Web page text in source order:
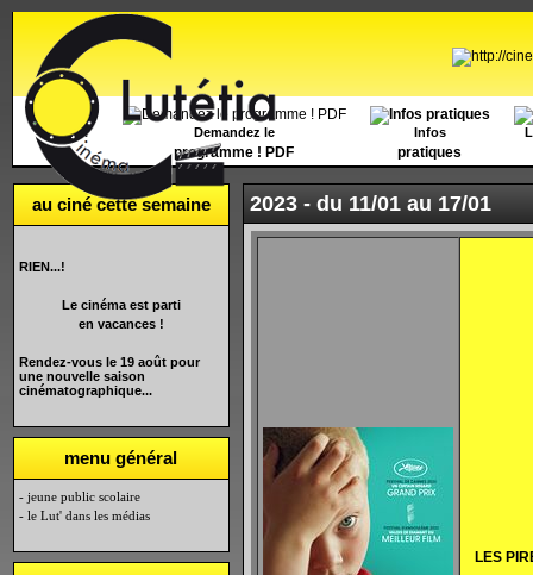
Accueil Demandez le
programme ! PDF
Infos
pratiques
au ciné cette semaine
RIEN...!
Le cinéma est parti
en vacances !
Rendez-vous le 19 août pour
une nouvelle saison
cinématographique...
menu général
- jeune public scolaire
- le Lut' dans les médias
2023 - du 11/01 au 17/01
LES